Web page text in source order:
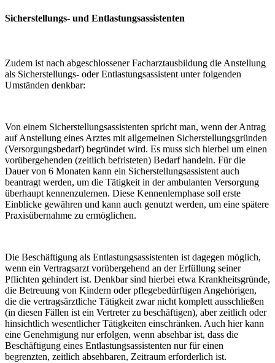
Sicherstellungs- und Entlastungsassistenten
Zudem ist nach abgeschlossener Facharztausbildung die Anstellung
als Sicherstellungs- oder Entlastungsassistent unter folgenden
Umständen denkbar:
Von einem Sicherstellungsassistenten spricht man, wenn der Antrag
auf Anstellung eines Arztes mit allgemeinen Sicherstellungsgründen
(Versorgungsbedarf) begründet wird. Es muss sich hierbei um einen
vorübergehenden (zeitlich befristeten) Bedarf handeln. Für die
Dauer von 6 Monaten kann ein Sicherstellungsassistent auch
beantragt werden, um die Tätigkeit in der ambulanten Versorgung
überhaupt kennenzulernen. Diese Kennenlernphase soll erste
Einblicke gewähren und kann auch genutzt werden, um eine spätere
Praxisübernahme zu ermöglichen.
Die Beschäftigung als Entlastungsassistenten ist dagegen möglich,
wenn ein Vertragsarzt vorübergehend an der Erfüllung seiner
Pflichten gehindert ist. Denkbar sind hierbei etwa Krankheitsgründe,
die Betreuung von Kindern oder pflegebedürftigen Angehörigen,
die die vertragsärztliche Tätigkeit zwar nicht komplett ausschließen
(in diesen Fällen ist ein Vertreter zu beschäftigen), aber zeitlich oder
hinsichtlich wesentlicher Tätigkeiten einschränken. Auch hier kann
eine Genehmigung nur erfolgen, wenn absehbar ist, dass die
Beschäftigung eines Entlastungsassistenten nur für einen
begrenzten, zeitlich absehbaren, Zeitraum erforderlich ist.